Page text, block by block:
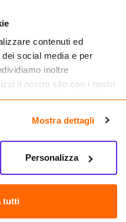
contenuti ed
social media e per
inoltre
il nostro sito con i nostri
dei dati web, pubblicità e
che hanno raccolto dal
Mostra dettagli
tutti
Personalizza
80147 Napoli